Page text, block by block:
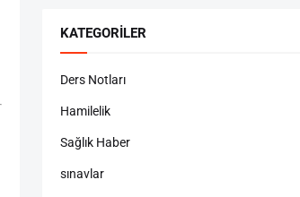
KATEGORILER
Ders Notları
Hamilelik
Sağlık Haber
sınavlar